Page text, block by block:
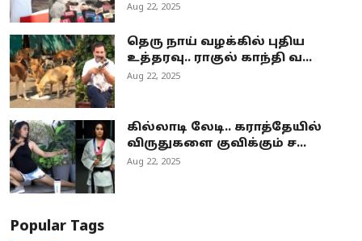
Aug 22, 2025
தெரு நாய் வழக்கில் புதிய
உத்தரவு.. ராகுல் காந்தி வ...
Aug 22, 2025
கில்லாடி லேடி.. கராத்தேயில்
விருதுகளை குவிக்கும் ச...
Aug 22, 2025
Popular Tags